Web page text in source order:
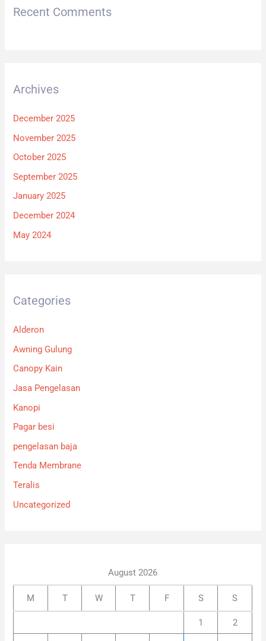
Recent Comments
Archives
December 2025
November 2025
October 2025
September 2025
January 2025
December 2024
May 2024
Categories
Alderon
Awning Gulung
Canopy Kain
Jasa Pengelasan
Kanopi
Pagar besi
pengelasan baja
Tenda Membrane
Teralis
Uncategorized
August 2026
M T W T F S S
1 2